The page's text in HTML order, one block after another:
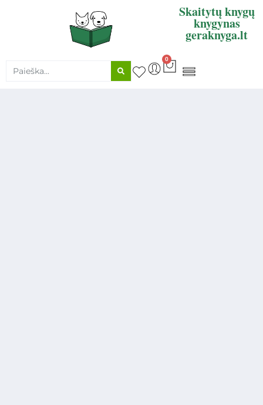
Skaitytų knygų
knygynas
geraknyga.lt
0